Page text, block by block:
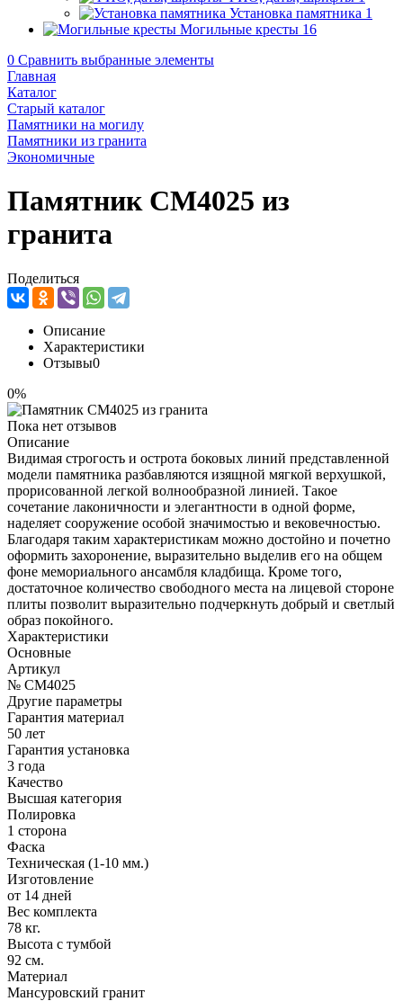
Установка памятника 1
Могильные кресты 16
0 Сравнить выбранные элементы
Главная
Каталог
Старый каталог
Памятники на могилу
Памятники из гранита
Экономичные
Памятник CM4025 из
гранита
Поделиться
Описание
Характеристики
Отзывы0
0%
Пока нет отзывов
Описание
Видимая строгость и острота боковых линий представленной
модели памятника разбавляются изящной мягкой верхушкой,
прорисованной легкой волнообразной линией. Такое
сочетание лаконичности и элегантности в одной форме,
наделяет сооружение особой значимостью и вековечностью.
Благодаря таким характеристикам можно достойно и почетно
оформить захоронение, выразительно выделив его на общем
фоне мемориального ансамбля кладбища. Кроме того,
достаточное количество свободного места на лицевой стороне
плиты позволит выразительно подчеркнуть добрый и светлый
образ покойного.
Характеристики
Основные
Артикул
№ CM4025
Другие параметры
Гарантия материал
50 лет
Гарантия установка
3 года
Качество
Высшая категория
Полировка
1 сторона
Фаска
Техническая (1-10 мм.)
Изготовление
от 14 дней
Вес комплекта
78 кг.
Высота с тумбой
92 см.
Материал
Мансуровский гранит